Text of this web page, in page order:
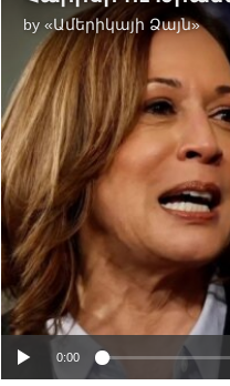
by«Ամերիկայի Ձայն»
0:00